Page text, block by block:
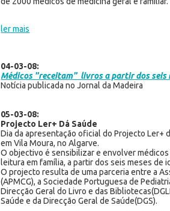
ler mais
04-03-08:
Médicos "receitam" livros a partir dos seis
Notícia publicada no Jornal da Madeira
05-03-08:
Projecto Ler+ Dá Saúde
Dia da apresentação oficial do Projecto Ler+
em Vila Moura, no Algarve.
O objectivo é sensibilizar e envolver
leitura em família, a partir dos seis meses de
O projecto resulta de uma parceria entre a
(APMCG), a Sociedade Portuguesa de
Direcção Geral do Livro e das
Saúde e da Direcção Geral de Saúde(DGS).